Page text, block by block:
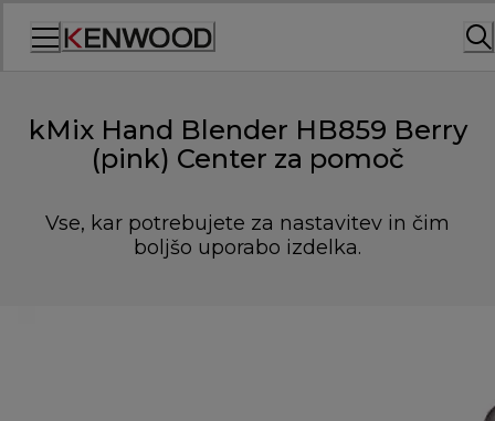
kMix Hand Blender HB859 Berry
(pink) Center za pomoč
Vse, kar potrebujete za nastavitev in čim
boljšo uporabo izdelka.